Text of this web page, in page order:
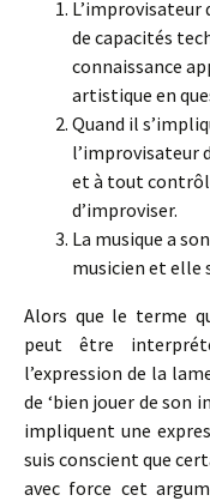
L’improvisateur
de capacités
connaissance
artistique en
Quand il
l’improvisateur
et à tout
d’improviser.
La musique a
musicien et elle
Alors que le terme
peut être
l’expression de la
de ‘bien jouer de son
impliquent une
suis conscient que
avec force cet